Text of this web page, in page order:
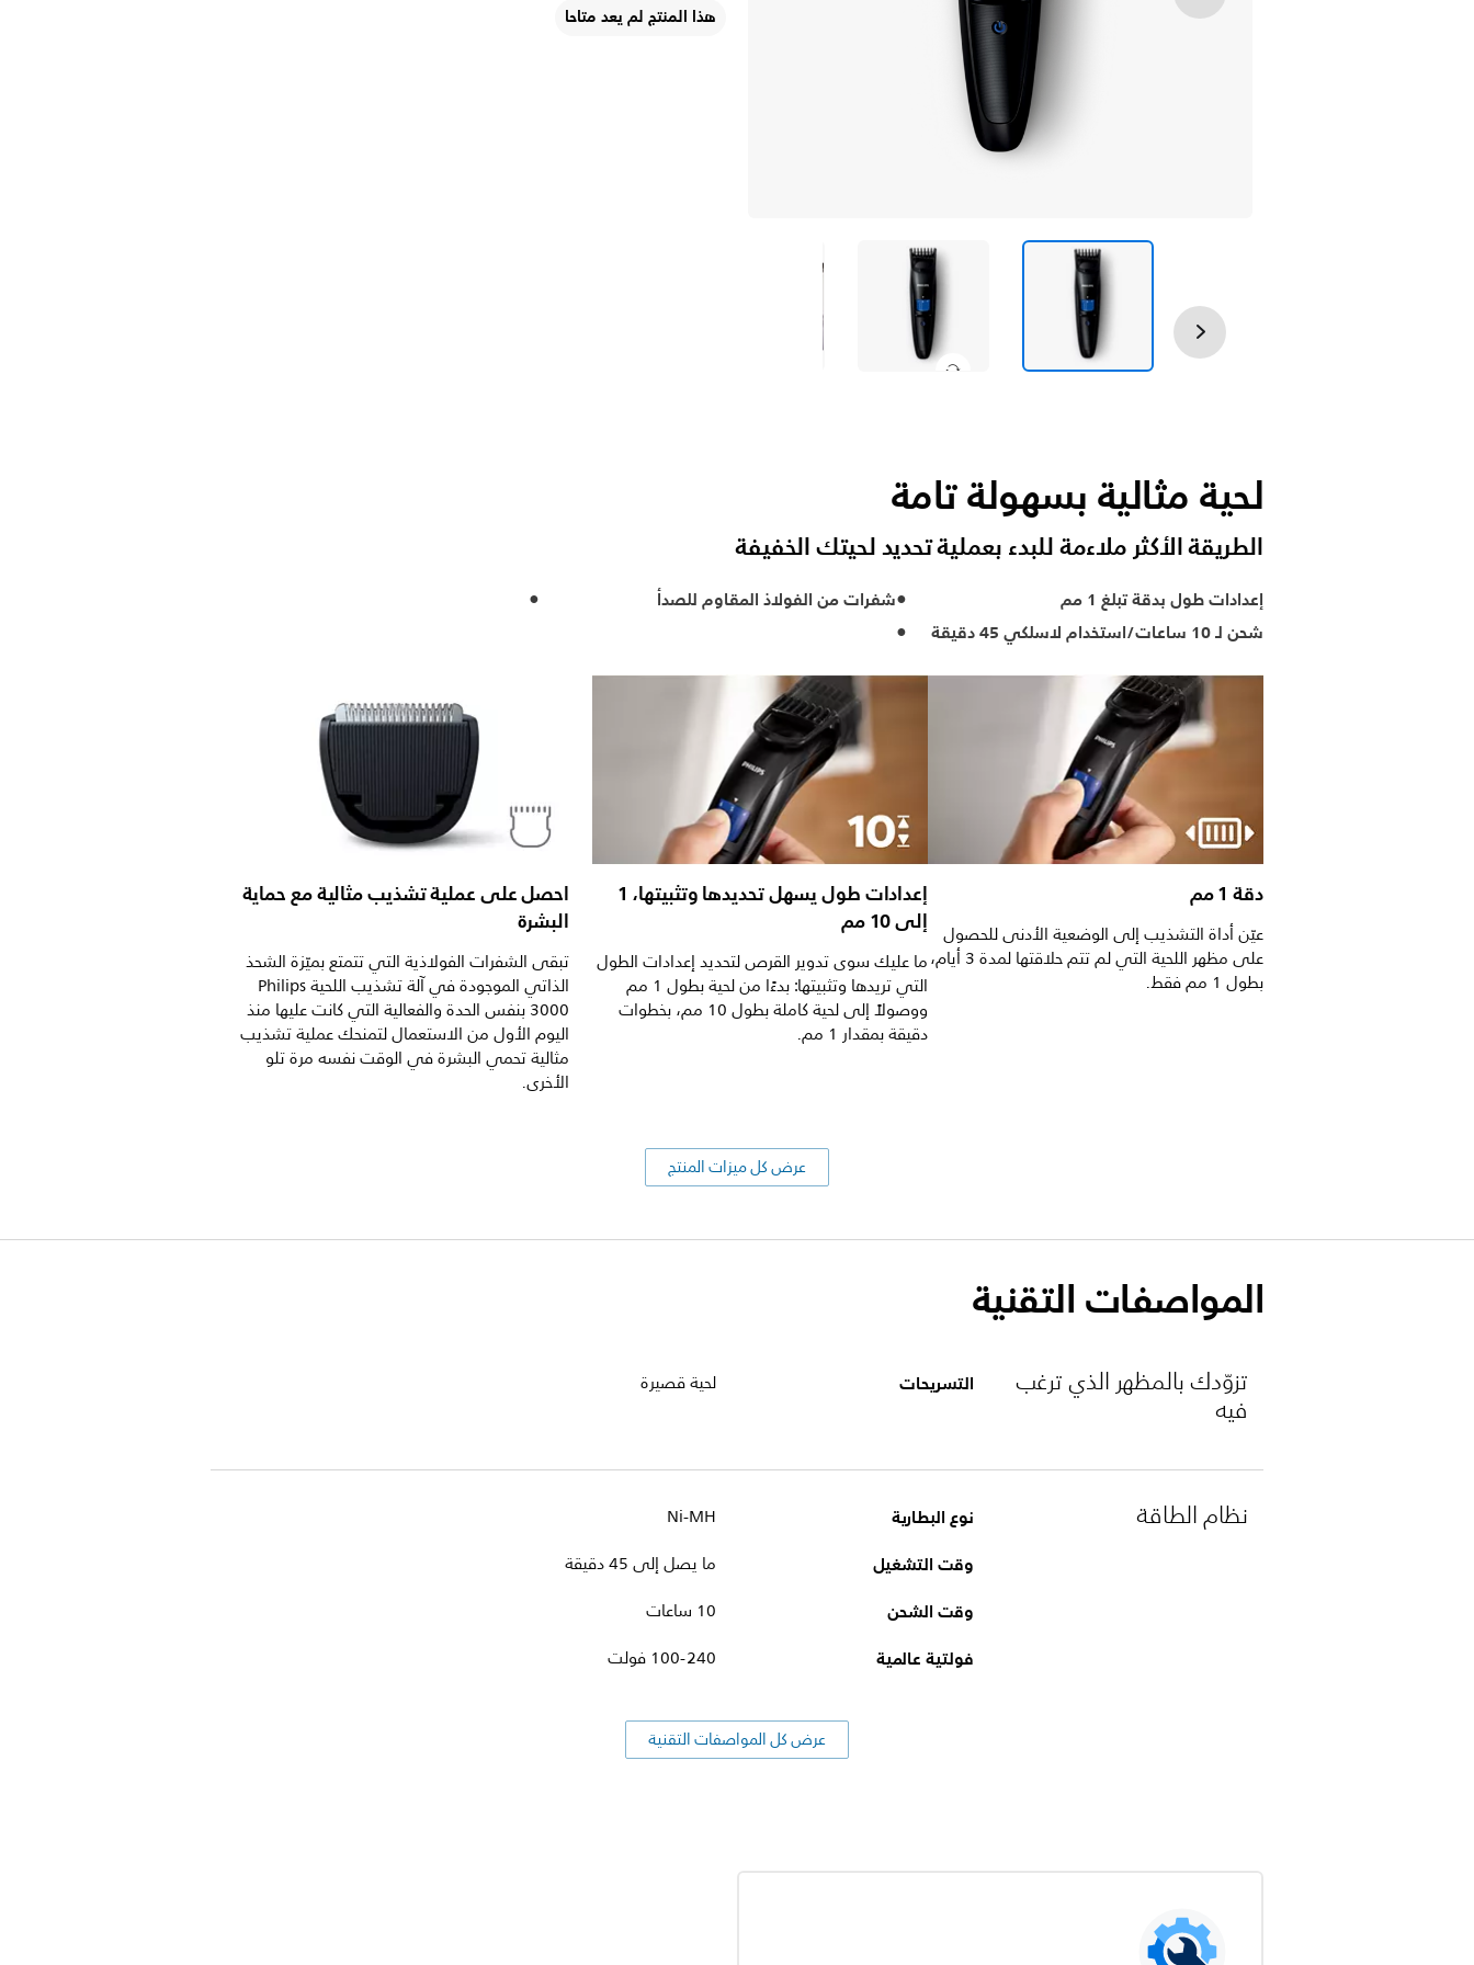
هذا المنتج لم يعد متاحا
لحية مثالية بسهولة تامة
الطريقة الأكثر ملاءمة للبدء بعملية تحديد لحيتك الخفيفة
إعدادات طول بدقة تبلغ 1 مم
شفرات من الفولاذ المقاوم للصدأ
شحن لـ 10 ساعات/استخدام لاسلكي 45 دقيقة
دقة 1 مم
عيّن أداة التشذيب إلى الوضعية الأدنى للحصول
على مظهر اللحية التي لم تتم حلاقتها لمدة 3 أيام،
بطول 1 مم فقط.
إعدادات طول يسهل تحديدها وتثبيتها، 1
إلى 10 مم
ما عليك سوى تدوير القرص لتحديد إعدادات الطول
التي تريدها وتثبيتها: بدءًا من لحية بطول 1 مم
ووصولاً إلى لحية كاملة بطول 10 مم، بخطوات
دقيقة بمقدار 1 مم.
احصل على عملية تشذيب مثالية مع حماية
البشرة
تبقى الشفرات الفولاذية التي تتمتع بميّزة الشحذ
الذاتي الموجودة في آلة تشذيب اللحية Philips
3000 بنفس الحدة والفعالية التي كانت عليها منذ
اليوم الأول من الاستعمال لتمنحك عملية تشذيب
مثالية تحمي البشرة في الوقت نفسه مرة تلو
الأخرى.
عرض كل ميزات المنتج
المواصفات التقنية
تزوّدك بالمظهر الذي ترغب
فيه
التسريحات لحية قصيرة
نظام الطاقة نوع البطارية Ni-MH
وقت التشغيل ما يصل إلى 45 دقيقة
وقت الشحن 10 ساعات
فولتية عالمية 100-240 فولت
عرض كل المواصفات التقنية